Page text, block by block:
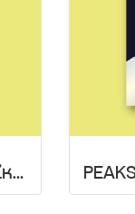
พูดให้ชนะใจ จิตแข็งแค่ไหนก็ปฏิเสธไม่ลง